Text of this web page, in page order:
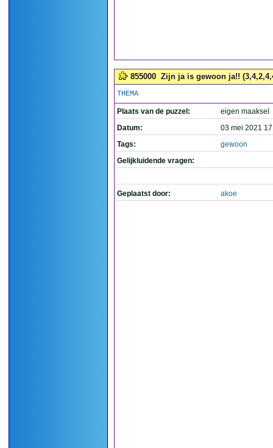
855000 Zijn ja is gewoon ja!!
THEMA
Plaats van de puzzel:
eigen maaksel
Datum:
03 mei 2021
Tags:
gewoon
Gelijkluidende vragen:
Geplaatst door: akoe